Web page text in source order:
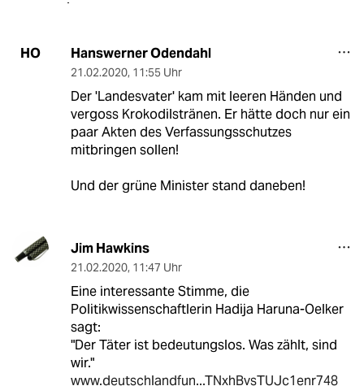
HO Hanswerner Odendahl
21.02.2020, 11:55 Uhr
Der 'Landesvater' kam mit leeren Händen und
vergoss Krokodilstränen. Er hätte doch nur ein
paar Akten des Verfassungsschutzes
mitbringen sollen!
Und der grüne Minister stand daneben!
Jim Hawkins
21.02.2020, 11:47 Uhr
Eine interessante Stimme, die
Politikwissenschaftlerin Hadija Haruna-Oelker
sagt:
"Der Täter ist bedeutungslos. Was zählt, sind
wir."
www.deutschlandfun...TNxhBvsTUJc1enr748